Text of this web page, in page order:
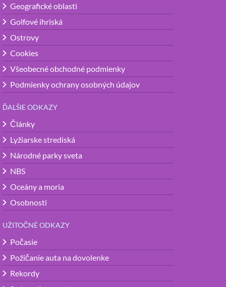
Geografické oblasti
Golfové ihriská
Ostrovy
Cookies
Všeobecné obchodné podmienky
Podmienky ochrany osobných údajov
ĎALŠIE ODKAZY
Články
Lyžiarske strediská
Národné parky sveta
NBS
Oceány a moria
Osobnosti
UŽITOČNÉ ODKAZY
Počasie
Požičanie auta na dovolenke
Rekordy